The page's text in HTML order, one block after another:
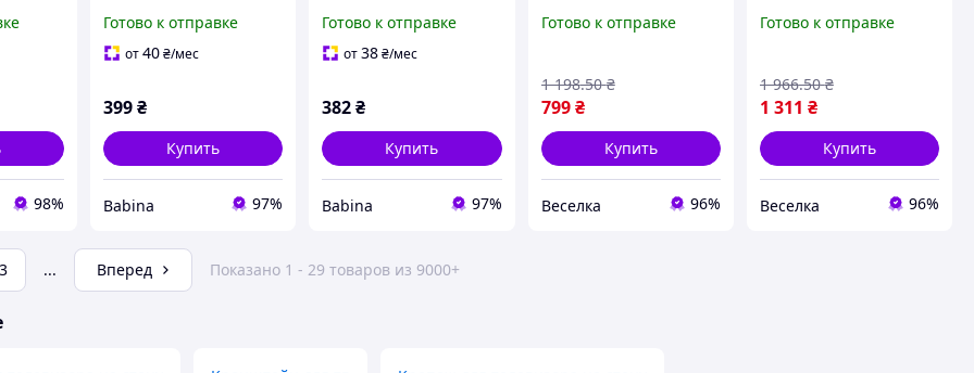
98%
диагональ14-55 №HDL-
117B-2
Готово к отправке
от40₴/мес
399₴
Купить
Babina 97%
диагональ14-42 CP302
Готово к отправке
от38₴/мес
382₴
Купить
Babina 97%
поворотный VESA до 35
уровнем FLAME
Готово к отправке
799 ₴
1 198.50 ₴
Купить
Веселка 96%
поворотный
максимальной
нагрузкой 35 кг FLAME
Готово к отправке
1 311 ₴
1 966.50 ₴
Купить
Веселка 96%
3 ... Вперед Показано 1 - 29 товаров из 9000+